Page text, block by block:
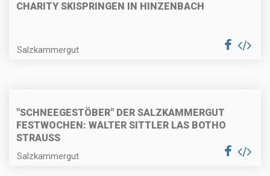
CHARITY SKISPRINGEN IN HINZENBACH
Salzkammergut
"SCHNEEGESTÖBER" DER SALZKAMMERGUT
FESTWOCHEN: WALTER SITTLER LAS BOTHO
STRAUSS
Salzkammergut